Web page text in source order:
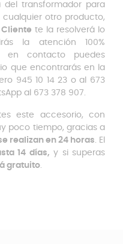
del transformador para
cualquier otro producto,
Cliente te la resolverá lo
la atención 100%
en contacto puedes
que encontrarás en la
945 10 14 23 o al 673
al 673 378 907.
este accesorio, con
poco tiempo, gracias a
realizan en 24 horas. El
14 días, y si superas
gratuito.